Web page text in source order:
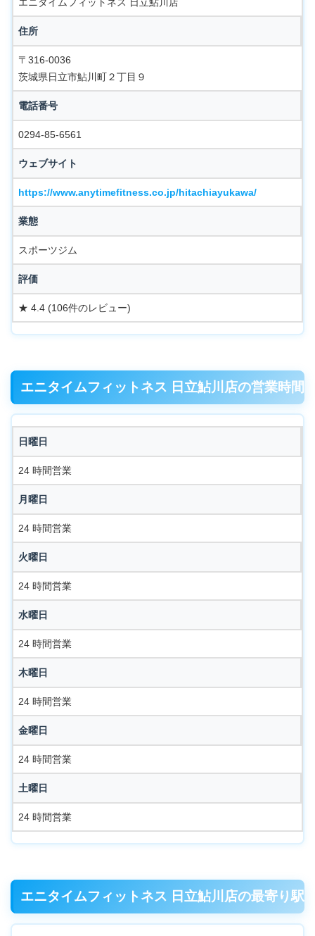
住所
〒316-0036
茨城県日立市鮎川町２丁目９
電話番号
0294-85-6561
ウェブサイト
https://www.anytimefitness.co.jp/hitachiayukawa/
業態
スポーツジム
評価
★ 4.4 (106件のレビュー)
エニタイムフィットネス 日立鮎川店の営業時間
日曜日
24 時間営業
月曜日
24 時間営業
火曜日
24 時間営業
水曜日
24 時間営業
木曜日
24 時間営業
金曜日
24 時間営業
土曜日
24 時間営業
エニタイムフィットネス 日立鮎川店の最寄り駅